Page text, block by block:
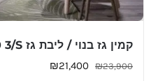
קמין גז בנוי / ליבת גז SUMMUM 100 3/S
₪23,900
המחיר₪21,400